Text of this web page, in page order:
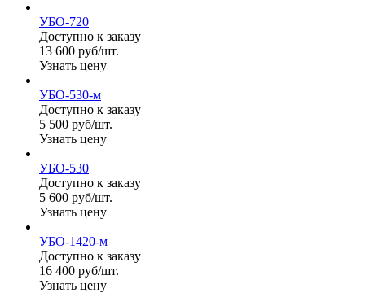
УБО-720
Доступно к заказу
13 600 руб/шт.
Узнать цену
УБО-530-м
Доступно к заказу
5 500 руб/шт.
Узнать цену
УБО-530
Доступно к заказу
5 600 руб/шт.
Узнать цену
УБО-1420-м
Доступно к заказу
16 400 руб/шт.
Узнать цену